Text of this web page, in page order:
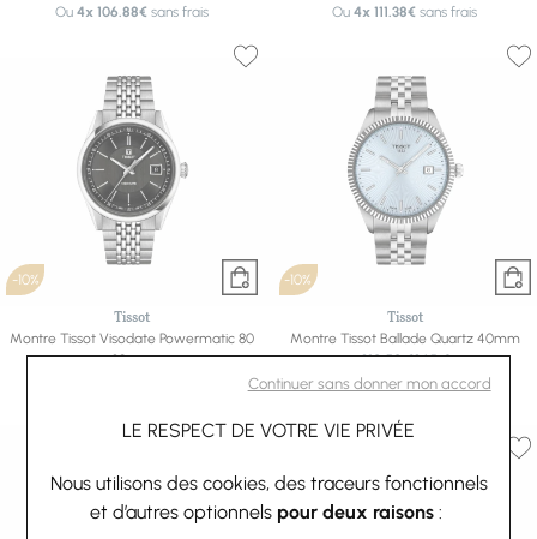
Continuer sans donner mon accord
LE RESPECT DE VOTRE VIE PRIVÉE
Nous utilisons des cookies, des traceurs fonctionnels
et d’autres optionnels pour deux raisons :
Ou4x 106.88€ sans frais
Ou4x 111.38€ sans frais
-10%
Tissot
Montre Tissot Visodate Powermatic 80
39mm
-10%
Tissot
Montre Tissot Ballade Quartz 40mm
310,50 €345 €
Ou 4x 77.63€sans frais